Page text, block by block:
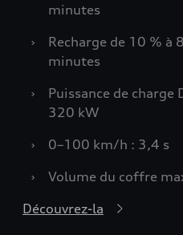
minutes
›
Recharge de 10 % à
minutes
›
Puissance de charge
320 kW
›
0–100 km/h : 3,4 s
›
Volume du coffre
Découvrez-la